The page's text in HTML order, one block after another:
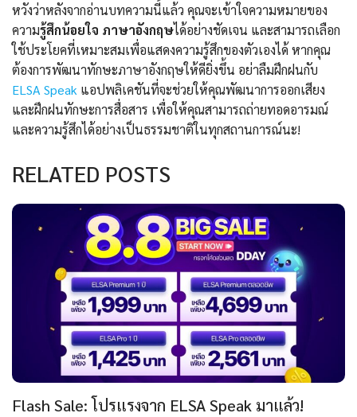
หวังว่าหลังจากอ่านบทความนี้แล้ว คุณจะเข้าใจความหมายของ
ความรู้สึกน้อยใจ ภาษาอังกฤษได้อย่างชัดเจน และสามารถเลือก
ใช้ประโยคที่เหมาะสมเพื่อแสดงความรู้สึกของตัวเองได้ หากคุณ
ต้องการพัฒนาทักษะภาษาอังกฤษให้ดียิ่งขึ้น อย่าลืมฝึกฝนกับ
ELSA Speak แอปพลิเคชันที่จะช่วยให้คุณพัฒนาการออกเสียง
และฝึกฝนทักษะการสื่อสาร เพื่อให้คุณสามารถถ่ายทอดอารมณ์
และความรู้สึกได้อย่างเป็นธรรมชาติในทุกสถานการณ์นะ!
RELATED POSTS
Flash Sale: โปรแรงจาก ELSA Speak มาแล้ว!